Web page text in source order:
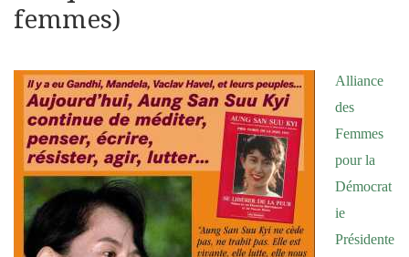
femmes)
Alliance
des
Femmes
pour la
Démocrat
ie
Présidente